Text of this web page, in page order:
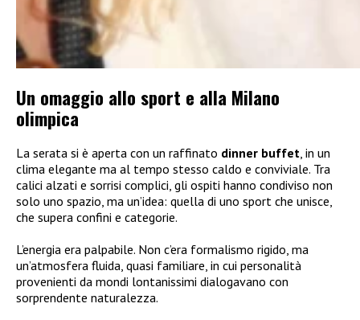
Un omaggio allo sport e alla Milano
olimpica
La serata si è aperta con un raffinato dinner buffet , in un
clima elegante ma al tempo stesso caldo e conviviale. Tra
calici alzati e sorrisi complici, gli ospiti hanno condiviso non
solo uno spazio, ma un’idea: quella di uno sport che unisce,
che supera confini e categorie.
L’energia era palpabile. Non c’era formalismo rigido, ma
un’atmosfera fluida, quasi familiare, in cui personalità
provenienti da mondi lontanissimi dialogavano con
sorprendente naturalezza.